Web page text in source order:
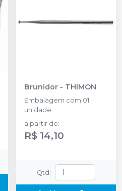
Brunidor - THIMON
Embalagem com 01
unidade
a partir de:
R$ 14,10
Qtd :